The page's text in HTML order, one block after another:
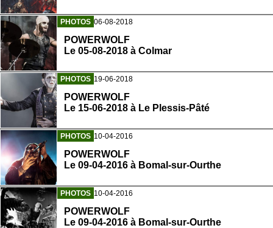
PHOTOS 06-08-2018
POWERWOLF
Le 05-08-2018 à Colmar
PHOTOS 19-06-2018
POWERWOLF
Le 15-06-2018 à Le Plessis-Pâté
PHOTOS 10-04-2016
POWERWOLF
Le 09-04-2016 à Bomal-sur-Ourthe
PHOTOS 10-04-2016
POWERWOLF
Le 09-04-2016 à Bomal-sur-Ourthe